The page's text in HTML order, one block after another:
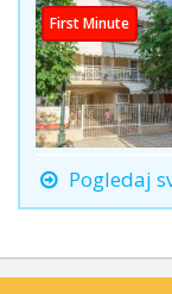
First Minute
Pogledaj